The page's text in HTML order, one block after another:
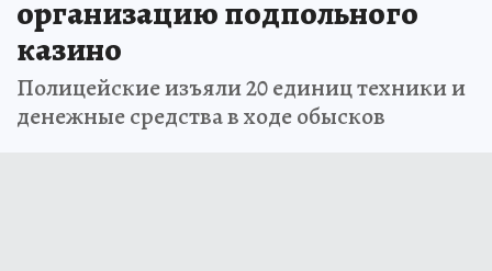
организацию подпольного
казино
Полицейские изъяли 20 единиц техники и
денежные средства в ходе обысков